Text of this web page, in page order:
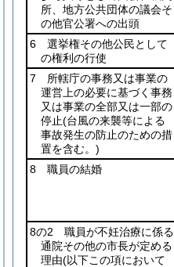
所、地方公共団体の議会そ
の他官公署への出頭
6 選挙権その他公民として
の権利の行使
7 所轄庁の事務又は事業の
運営上の必要に基づく事務
又は事業の全部又は一部の
停止(台風の来襲等による
事故発生の防止のための措
置を含む。)
8 職員の結婚
8の2 職員が不妊治療に係る
通院その他の市長が定める
理由(以下この項において